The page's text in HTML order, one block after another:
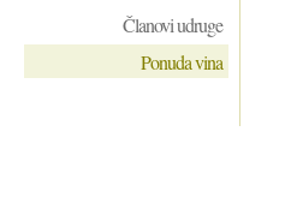
Članovi udruge
Ponuda vina